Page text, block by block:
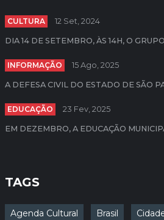
CULTURA 12 Set, 2024
DIA 14 DE SETEMBRO, ÀS 14H, O
INFORMAÇÃO 15 Ago, 2025
A DEFESA CIVIL DO ESTADO DE SÃO
EDUCAÇÃO 23 Fev, 2025
EM DEZEMBRO, A EDUCAÇÃO
TAGS
Agenda Cultural Brasil